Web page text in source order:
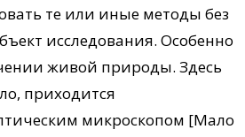
те или иные методы без
исследования. Особенно
живой природы. Здесь
приходится
микроскопом [Мало